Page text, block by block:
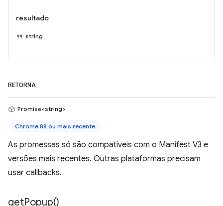
resultado
string
RETORNA
Promise<string>
Chrome 88 ou mais recente
As promessas só são compatíveis com o Manifest V3 e
versões mais recentes. Outras plataformas precisam
usar callbacks.
getPopup()